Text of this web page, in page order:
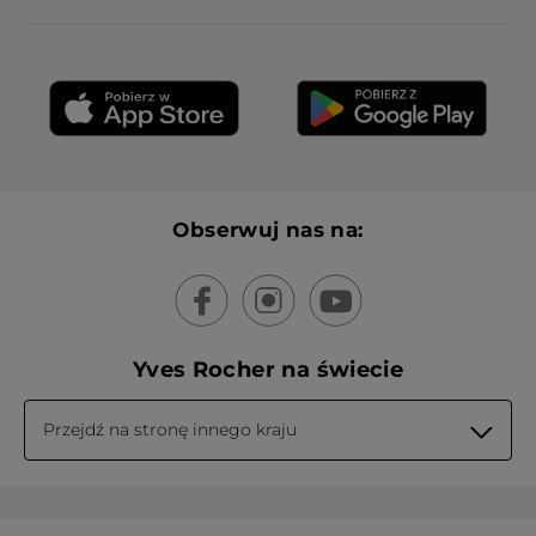
Obserwuj nas na:
Yves Rocher na świecie
Przejdź na stronę innego kraju